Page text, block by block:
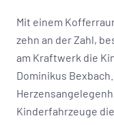
Mit einem
zehn an der Zahl,
am Kraftwerk die
Dominikus
Kinderfahrzeuge